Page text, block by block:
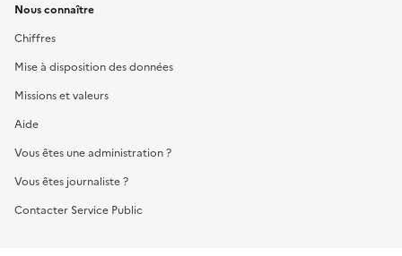
Nous connaître
Chiffres
Mise à disposition des données
Missions et valeurs
Aide
Vous êtes une administration ?
Vous êtes journaliste ?
Contacter Service Public